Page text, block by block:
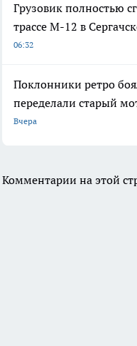
Грузовик полностью
трассе М-12 в
06:32
Поклонники ретро
переделали старый
Вчера
Комментарии на этой